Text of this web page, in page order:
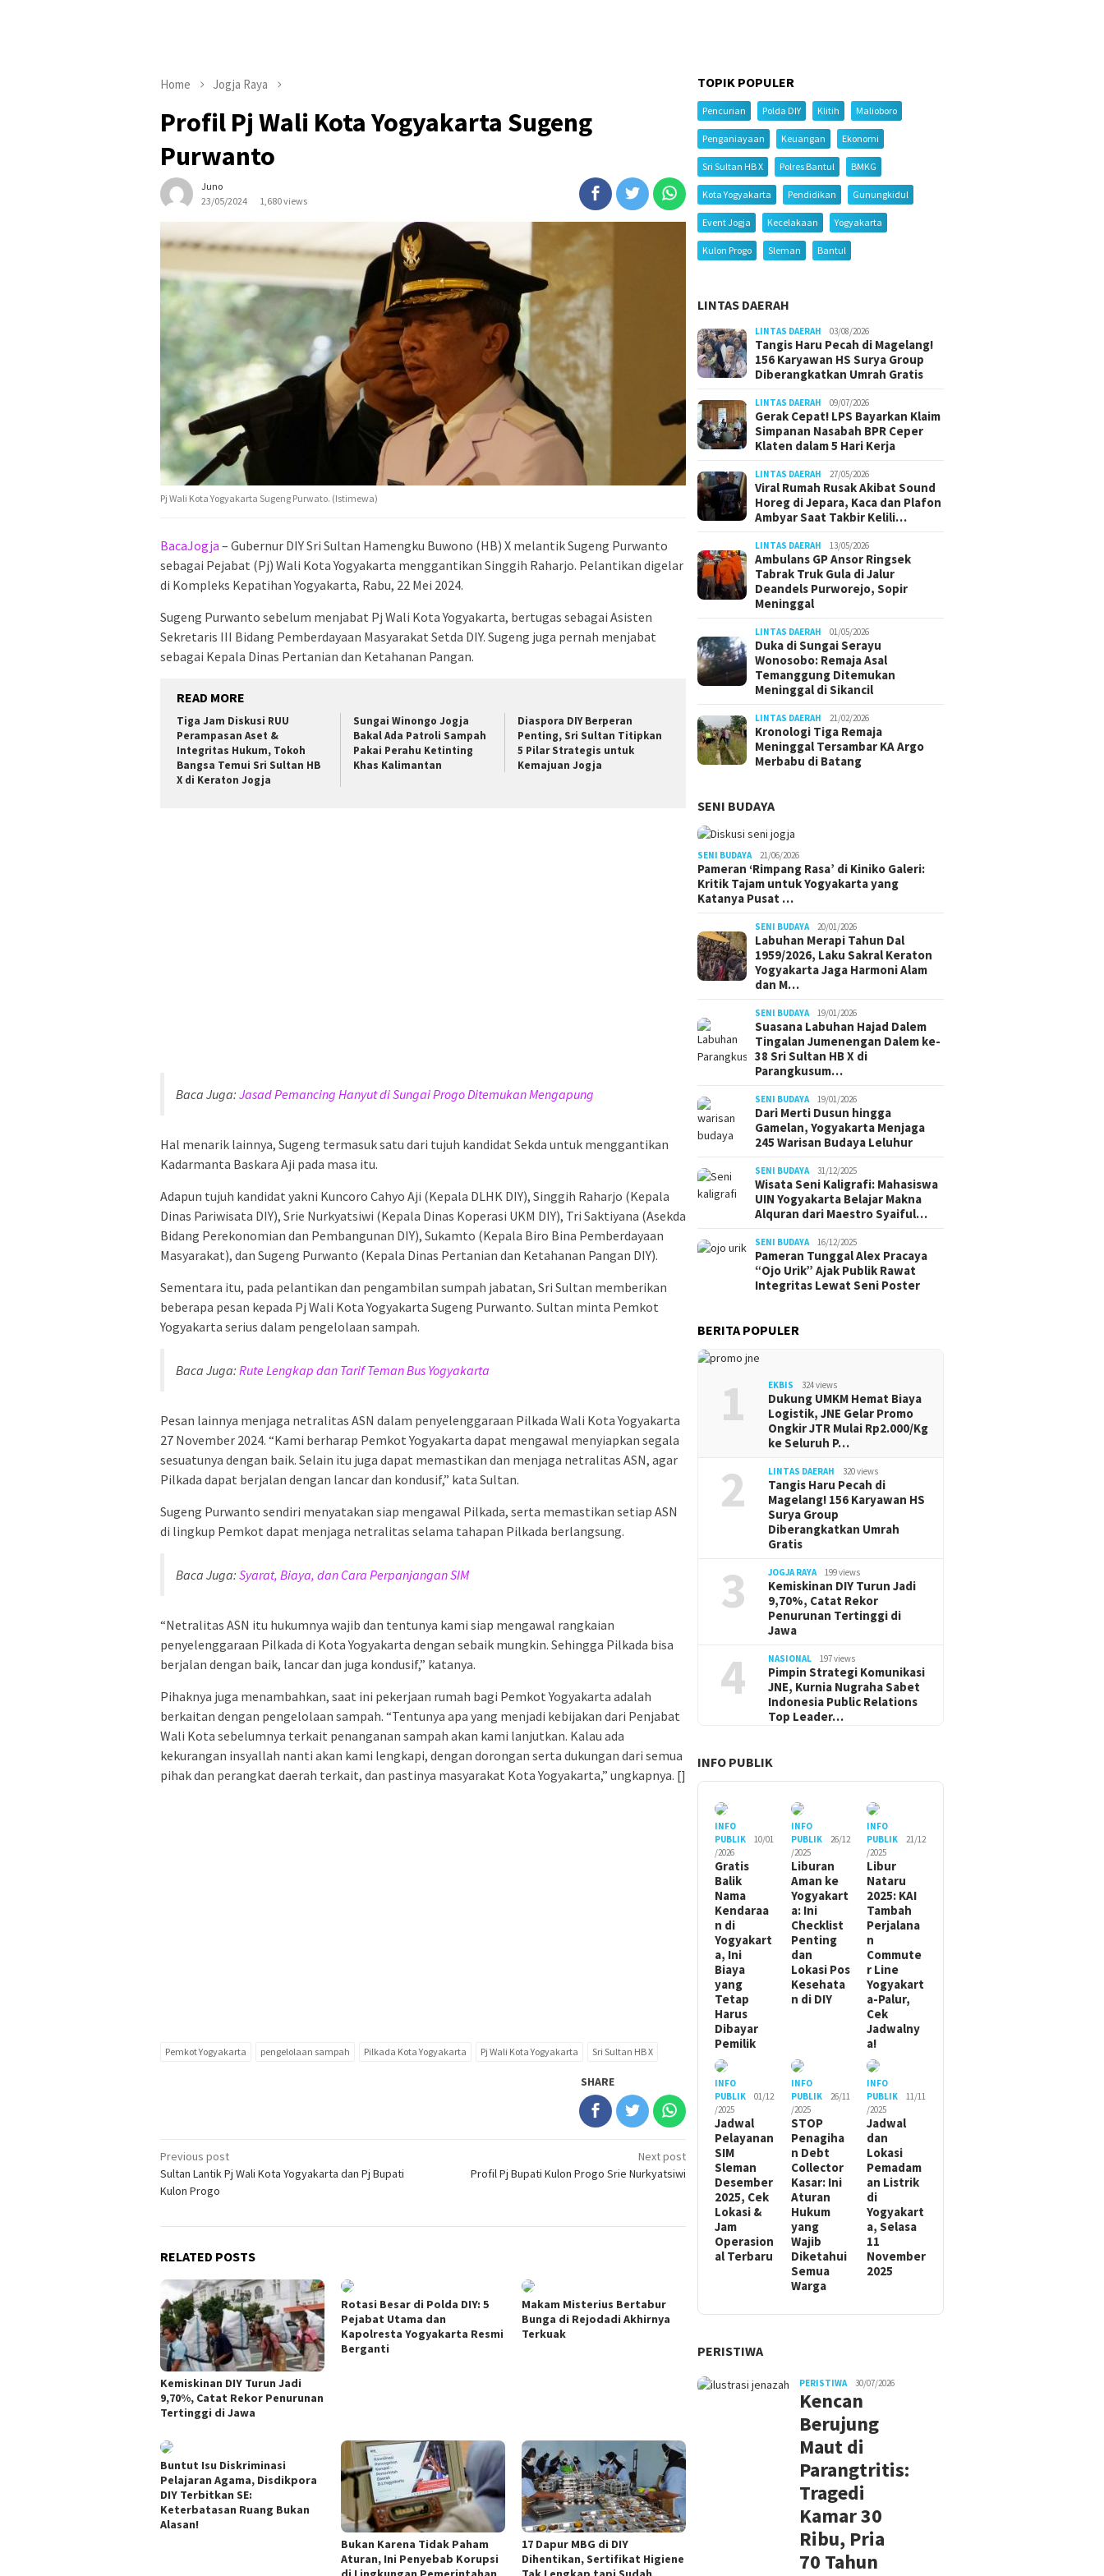
Home Jogja Raya
Profil Pj Wali Kota Yogyakarta Sugeng
Purwanto
Juno
23/05/2024
1,680 views
Pj Wali Kota Yogyakarta Sugeng Purwato. (Istimewa)
BacaJogja – Gubernur DIY Sri Sultan Hamengku Buwono (HB) X melantik Sugeng Purwanto
sebagai Pejabat (Pj) Wali Kota Yogyakarta menggantikan Singgih Raharjo. Pelantikan digelar
di Kompleks Kepatihan Yogyakarta, Rabu, 22 Mei 2024.
Sugeng Purwanto sebelum menjabat Pj Wali Kota Yogyakarta, bertugas sebagai Asisten
Sekretaris III Bidang Pemberdayaan Masyarakat Setda DIY. Sugeng juga pernah menjabat
sebagai Kepala Dinas Pertanian dan Ketahanan Pangan.
READ MORE
Tiga Jam Diskusi RUU
Perampasan Aset &
Integritas Hukum, Tokoh
Bangsa Temui Sri Sultan HB
X di Keraton Jogja
Sungai Winongo Jogja
Bakal Ada Patroli Sampah
Pakai Perahu Ketinting
Khas Kalimantan
Diaspora DIY Berperan
Penting, Sri Sultan Titipkan
5 Pilar Strategis untuk
Kemajuan Jogja
Baca Juga: Jasad Pemancing Hanyut di Sungai Progo Ditemukan Mengapung
Hal menarik lainnya, Sugeng termasuk satu dari tujuh kandidat Sekda untuk menggantikan
Kadarmanta Baskara Aji pada masa itu.
Adapun tujuh kandidat yakni Kuncoro Cahyo Aji (Kepala DLHK DIY), Singgih Raharjo (Kepala
Dinas Pariwisata DIY), Srie Nurkyatsiwi (Kepala Dinas Koperasi UKM DIY), Tri Saktiyana (Asekda
Bidang Perekonomian dan Pembangunan DIY), Sukamto (Kepala Biro Bina Pemberdayaan
Masyarakat), dan Sugeng Purwanto (Kepala Dinas Pertanian dan Ketahanan Pangan DIY).
Sementara itu, pada pelantikan dan pengambilan sumpah jabatan, Sri Sultan memberikan
beberapa pesan kepada Pj Wali Kota Yogyakarta Sugeng Purwanto. Sultan minta Pemkot
Yogyakarta serius dalam pengelolaan sampah.
Baca Juga: Rute Lengkap dan Tarif Teman Bus Yogyakarta
Pesan lainnya menjaga netralitas ASN dalam penyelenggaraan Pilkada Wali Kota Yogyakarta
27 November 2024. “Kami berharap Pemkot Yogyakarta dapat mengawal menyiapkan segala
sesuatunya dengan baik. Selain itu juga dapat memastikan dan menjaga netralitas ASN, agar
Pilkada dapat berjalan dengan lancar dan kondusif,” kata Sultan.
Sugeng Purwanto sendiri menyatakan siap mengawal Pilkada, serta memastikan setiap ASN
di lingkup Pemkot dapat menjaga netralitas selama tahapan Pilkada berlangsung.
Baca Juga: Syarat, Biaya, dan Cara Perpanjangan SIM
“Netralitas ASN itu hukumnya wajib dan tentunya kami siap mengawal rangkaian
penyelenggaraan Pilkada di Kota Yogyakarta dengan sebaik mungkin. Sehingga Pilkada bisa
berjalan dengan baik, lancar dan juga kondusif,” katanya.
Pihaknya juga menambahkan, saat ini pekerjaan rumah bagi Pemkot Yogyakarta adalah
berkaitan dengan pengelolaan sampah. “Tentunya apa yang menjadi kebijakan dari Penjabat
Wali Kota sebelumnya terkait penanganan sampah akan kami lanjutkan. Kalau ada
kekurangan insyallah nanti akan kami lengkapi, dengan dorongan serta dukungan dari semua
pihak dan perangkat daerah terkait, dan pastinya masyarakat Kota Yogyakarta,” ungkapnya. []
Pemkot Yogyakarta pengelolaan sampah Pilkada Kota Yogyakarta Pj Wali Kota Yogyakarta Sri Sultan HB X
SHARE
Post
navigation
Previous post
Sultan Lantik Pj Wali Kota Yogyakarta dan Pj Bupati
Kulon Progo
Next post
Profil Pj Bupati Kulon Progo Srie Nurkyatsiwi
RELATED POSTS
Kemiskinan DIY Turun Jadi
9,70%, Catat Rekor Penurunan
Tertinggi di Jawa
Rotasi Besar di Polda DIY: 5
Pejabat Utama dan
Kapolresta Yogyakarta Resmi
Berganti
Makam Misterius Bertabur
Bunga di Rejodadi Akhirnya
Terkuak
Buntut Isu Diskriminasi
Pelajaran Agama, Disdikpora
DIY Terbitkan SE:
Keterbatasan Ruang Bukan
Alasan!
Bukan Karena Tidak Paham
Aturan, Ini Penyebab Korupsi
17 Dapur MBG di DIY
Dihentikan, Sertifikat Higiene
TOPIK POPULER
Pencurian Polda DIY Klitih Malioboro
Penganiayaan Keuangan Ekonomi
Sri Sultan HB X Polres Bantul BMKG
Kota Yogyakarta Pendidikan Gunungkidul
Event Jogja Kecelakaan Yogyakarta
Kulon Progo Sleman Bantul
LINTAS DAERAH
LINTAS DAERAH 03/08/2026
Tangis Haru Pecah di Magelang!
156 Karyawan HS Surya Group
Diberangkatkan Umrah Gratis
LINTAS DAERAH 09/07/2026
Gerak Cepat! LPS Bayarkan Klaim
Simpanan Nasabah BPR Ceper
Klaten dalam 5 Hari Kerja
LINTAS DAERAH 27/05/2026
Viral Rumah Rusak Akibat Sound
Horeg di Jepara, Kaca dan Plafon
Ambyar Saat Takbir Kelili…
LINTAS DAERAH 13/05/2026
Ambulans GP Ansor Ringsek
Tabrak Truk Gula di Jalur
Deandels Purworejo, Sopir
Meninggal
LINTAS DAERAH 01/05/2026
Duka di Sungai Serayu
Wonosobo: Remaja Asal
Temanggung Ditemukan
Meninggal di Sikancil
LINTAS DAERAH 21/02/2026
Kronologi Tiga Remaja
Meninggal Tersambar KA Argo
Merbabu di Batang
SENI BUDAYA
SENI BUDAYA 21/06/2026
Pameran ‘Rimpang Rasa’ di Kiniko Galeri:
Kritik Tajam untuk Yogyakarta yang
Katanya Pusat …
SENI BUDAYA 20/01/2026
Labuhan Merapi Tahun Dal
1959/2026, Laku Sakral Keraton
Yogyakarta Jaga Harmoni Alam
dan M…
SENI BUDAYA 19/01/2026
Suasana Labuhan Hajad Dalem
Tingalan Jumenengan Dalem ke-
38 Sri Sultan HB X di
Parangkusum…
SENI BUDAYA 19/01/2026
Dari Merti Dusun hingga
Gamelan, Yogyakarta Menjaga
245 Warisan Budaya Leluhur
SENI BUDAYA 31/12/2025
Wisata Seni Kaligrafi: Mahasiswa
UIN Yogyakarta Belajar Makna
Alquran dari Maestro Syaiful…
SENI BUDAYA 16/12/2025
Pameran Tunggal Alex Pracaya
“Ojo Urik” Ajak Publik Rawat
Integritas Lewat Seni Poster
BERITA POPULER
1 EKBIS 324 views
Dukung UMKM Hemat Biaya
Logistik, JNE Gelar Promo
Ongkir JTR Mulai Rp2.000/Kg
ke Seluruh P…
2 LINTAS DAERAH 320 views
Tangis Haru Pecah di
Magelang! 156 Karyawan HS
Surya Group
Diberangkatkan Umrah
Gratis
3 JOGJA RAYA 199 views
Kemiskinan DIY Turun Jadi
9,70%, Catat Rekor
Penurunan Tertinggi di
Jawa
4 NASIONAL 197 views
Pimpin Strategi Komunikasi
JNE, Kurnia Nugraha Sabet
Indonesia Public Relations
Top Leader…
INFO PUBLIK
INFO
PUBLIK
10/01
/2026
Gratis
Balik
Nama
Kendaraa
n di
Yogyakart
a, Ini
Biaya
yang
Tetap
Harus
Dibayar
Pemilik
INFO
PUBLIK
26/12
/2025
Liburan
Aman ke
Yogyakart
a: Ini
Checklist
Penting
dan
Lokasi Pos
Kesehata
n di DIY
INFO
PUBLIK
21/12
/2025
Libur
Nataru
2025: KAI
Tambah
Perjalana
n
Commute
r Line
Yogyakart
a-Palur,
Cek
Jadwalny
a!
INFO
PUBLIK
01/12
/2025
Jadwal
Pelayanan
SIM
Sleman
Desember
2025, Cek
Lokasi &
Jam
Operasion
al Terbaru
INFO
PUBLIK
26/11
/2025
STOP
Penagiha
n Debt
Collector
Kasar: Ini
Aturan
Hukum
yang
Wajib
Diketahui
Semua
Warga
INFO
PUBLIK
11/11
/2025
Jadwal
dan
Lokasi
Pemadam
an Listrik
di
Yogyakart
a, Selasa
11
November
2025
PERISTIWA
PERISTIWA 30/07/2026
Kencan
Berujung
Maut di
Parangtritis:
Tragedi
Kamar 30
Ribu, Pria
70 Tahun